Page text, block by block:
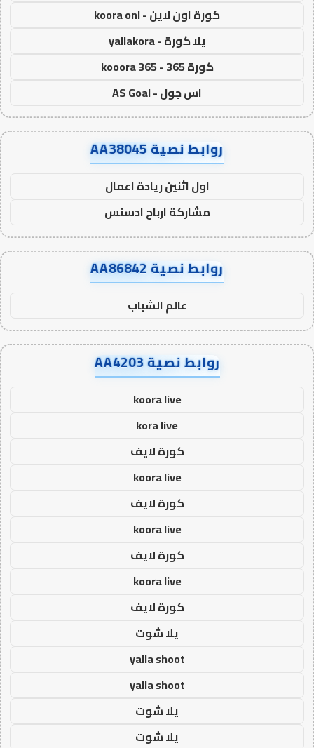
كورة اون لاين - koora onl
يلا كورة - yallakora
كورة 365 - kooora 365
اس جول - AS Goal
روابط نصية AA38045
اول اثنين ريادة اعمال
مشاركة ارباح ادسنس
روابط نصية AA86842
عالم الشباب
روابط نصية AA4203
koora live
kora live
كورة لايف
koora live
كورة لايف
koora live
كورة لايف
koora live
كورة لايف
يلا شوت
yalla shoot
yalla shoot
يلا شوت
يلا شوت